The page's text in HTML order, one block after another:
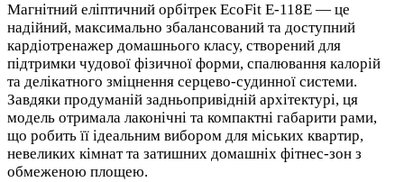
Магнітний еліптичний орбітрек EcoFit E-118E — це
надійний, максимально збалансований та доступний
кардіотренажер домашнього класу, створений для
підтримки чудової фізичної форми, спалювання калорій
та делікатного зміцнення серцево-судинної системи.
Завдяки продуманій задньопривідній архітектурі, ця
модель отримала лаконічні та компактні габарити рами,
що робить її ідеальним вибором для міських квартир,
невеликих кімнат та затишних домашніх фітнес-зон з
обмеженою площею.